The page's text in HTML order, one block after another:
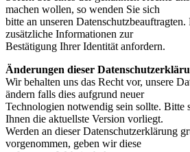
machen wollen, so wenden Sie sich
bitte an unseren
zusätzliche Informationen zur
Bestätigung Ihrer Identität anfordern.
Änderungen dieser
Wir behalten uns das Recht vor, unsere
ändern falls dies aufgrund neuer
Technologien notwendig sein sollte. Bitte
Ihnen die aktuellste Version vorliegt.
Werden an dieser Datenschutzerklärung
vorgenommen, geben wir diese